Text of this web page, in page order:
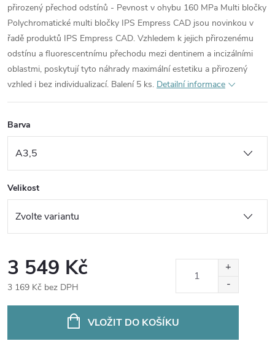
přirozený přechod odstínů - Pevnost v ohybu 160 MPa Multi bločky
Polychromatické multi bločky IPS Empress CAD jsou novinkou v
řadě produktů IPS Empress CAD. Vzhledem k jejich přirozenému
odstínu a fluorescentnímu přechodu mezi dentinem a incizálními
oblastmi, poskytují tyto náhrady maximální estetiku a přirozený
vzhled i bez individualizací. Balení 5 ks. Detailní informace
Barva
Velikost
3 549 Kč
3 169 Kč bez DPH
VLOŽIT DO KOŠÍKU